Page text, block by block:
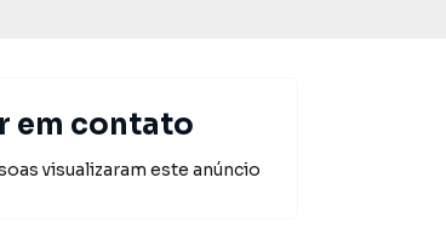
em contato
visualizaram este anúncio